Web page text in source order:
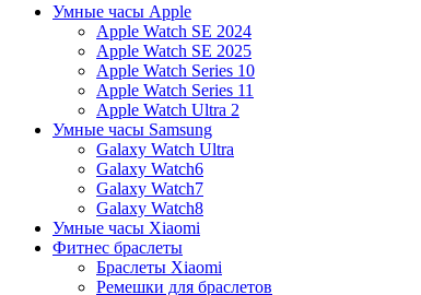
Умные часы Apple
Apple Watch SE 2024
Apple Watch SE 2025
Apple Watch Series 10
Apple Watch Series 11
Apple Watch Ultra 2
Умные часы Samsung
Galaxy Watch Ultra
Galaxy Watch6
Galaxy Watch7
Galaxy Watch8
Умные часы Xiaomi
Фитнес браслеты
Браслеты Xiaomi
Ремешки для браслетов